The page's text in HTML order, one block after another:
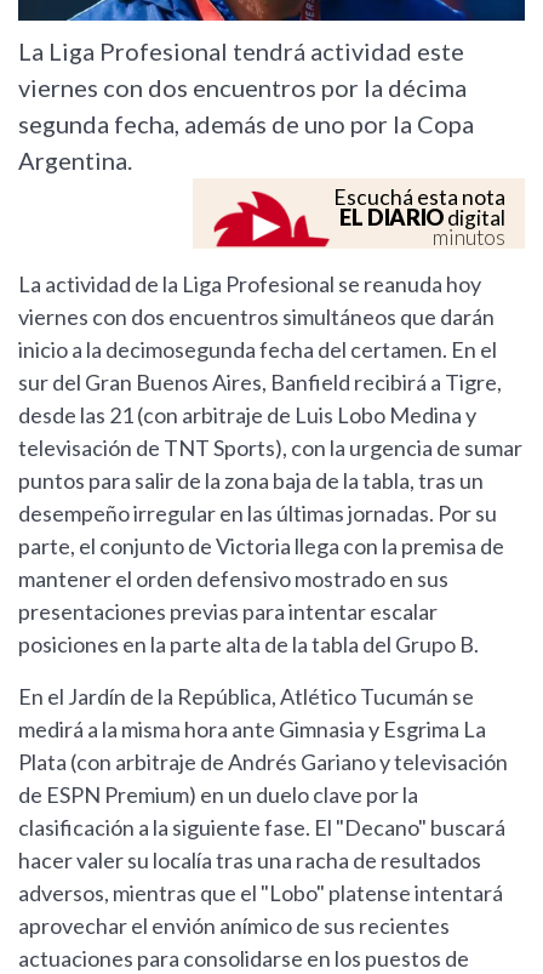
La Liga Profesional tendrá actividad este
viernes con dos encuentros por la décima
segunda fecha, además de uno por la Copa
Argentina.
Escuchá esta nota
EL DIARIOdigital
minutos
La actividad de la Liga Profesional se reanuda hoy
viernes con dos encuentros simultáneos que darán
inicio a la decimosegunda fecha del certamen. En el
sur del Gran Buenos Aires, Banfield recibirá a Tigre,
desde las 21 (con arbitraje de Luis Lobo Medina y
televisación de TNT Sports), con la urgencia de sumar
puntos para salir de la zona baja de la tabla, tras un
desempeño irregular en las últimas jornadas. Por su
parte, el conjunto de Victoria llega con la premisa de
mantener el orden defensivo mostrado en sus
presentaciones previas para intentar escalar
posiciones en la parte alta de la tabla del Grupo B.
En el Jardín de la República, Atlético Tucumán se
medirá a la misma hora ante Gimnasia y Esgrima La
Plata (con arbitraje de Andrés Gariano y televisación
de ESPN Premium) en un duelo clave por la
clasificación a la siguiente fase. El "Decano" buscará
hacer valer su localía tras una racha de resultados
adversos, mientras que el "Lobo" platense intentará
aprovechar el envión anímico de sus recientes
actuaciones para consolidarse en los puestos de